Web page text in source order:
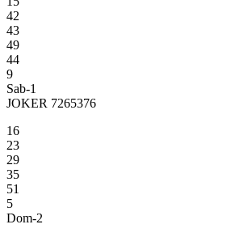
42
43
49
44
9
Sab-1
JOKER 7265376
16
23
29
35
51
5
Dom-2